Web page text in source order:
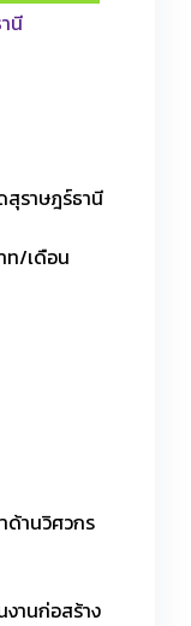
นี
สุราษฎร์ธานี
ท/เดือน
ด้านวิศวกร
านก่อสร้าง